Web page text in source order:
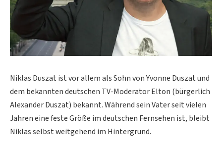
Niklas Duszat ist vor allem als Sohn von Yvonne Duszat und
dem bekannten deutschen TV-Moderator Elton (bürgerlich
Alexander Duszat) bekannt. Während sein Vater seit vielen
Jahren eine feste Größe im deutschen Fernsehen ist, bleibt
Niklas selbst weitgehend im Hintergrund.